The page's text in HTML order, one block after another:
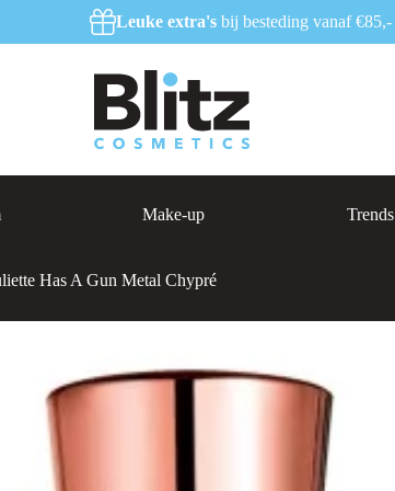
Leuke extra'sbij besteding vanaf €85,-
Make-up Trends
Has A Gun Metal Chypré